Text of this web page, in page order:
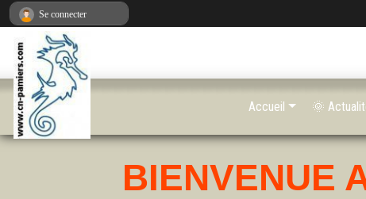
BIENVENUE
Accueil 🌞
Se connecter
Panneau de gestion des cookies